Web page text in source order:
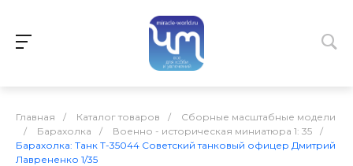
Главная / Каталог товаров /
Сборные масштабные модели
/
Барахолка / Военно - историческая миниатюра 1: 35
/
Барахолка: Танк Т-35044 Советский танковый офицер Дмитрий
Лаврененко 1/35